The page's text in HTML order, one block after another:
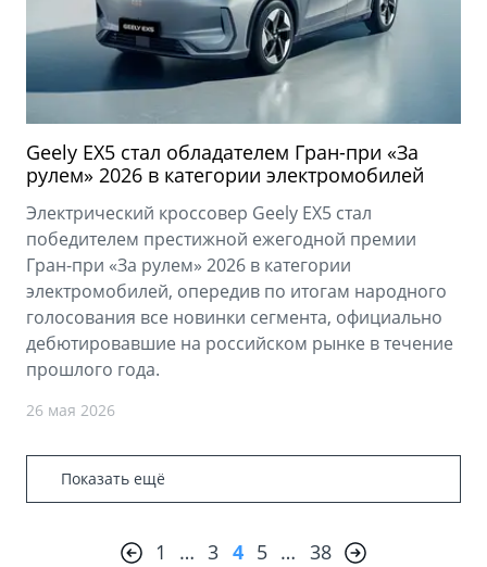
Geely EX5 стал обладателем Гран-при «За
рулем» 2026 в категории электромобилей
Электрический кроссовер Geely EX5 стал
победителем престижной ежегодной премии
Гран-при «За рулем» 2026 в категории
электромобилей, опередив по итогам народного
голосования все новинки сегмента, официально
дебютировавшие на российском рынке в течение
прошлого года.
26 мая 2026
Показать ещё
1 … 3 4 5 … 38